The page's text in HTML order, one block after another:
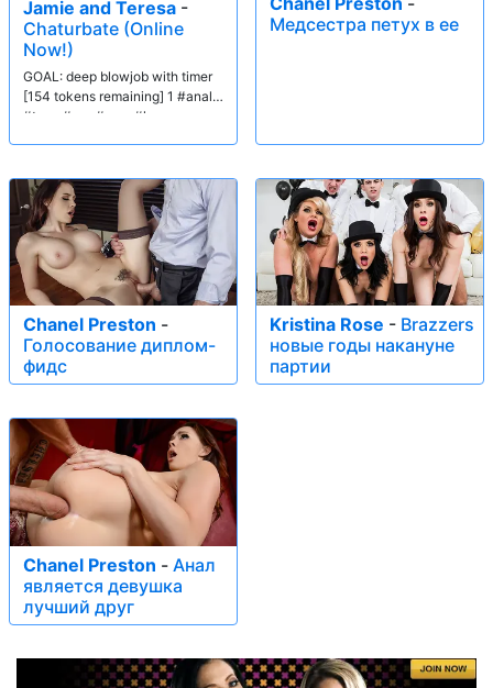
Jamie and Teresa -
Chaturbate (Online
Now!)
GOAL: deep blowjob with timer
[154 tokens remaining] 1 #anal
#teen #ass #new #lovense
Медсестра петух в ее
Chanel Preston -
Голосование диплом-
фидс
Kristina Rose - Brazzers
новые годы накануне
партии
Chanel Preston - Анал
является девушка
лучший друг